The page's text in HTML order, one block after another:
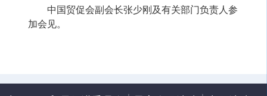
中国贸促会副会长张少刚及有关部门负责人参
加会见。